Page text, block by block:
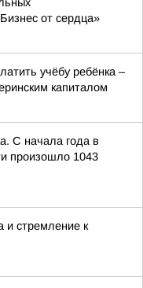
от сердца»
учёбу ребёнка –
капиталом
С начала года в
произошло 1043
и стремление к